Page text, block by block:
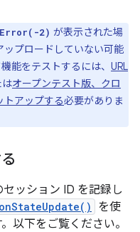
2) が表示された場
プロードしていない可能
能をテストするには、 URL
はオープンテスト版、クロ
トアップする必要がありま
ッション ID を記録し
を使
以下をご覧ください。